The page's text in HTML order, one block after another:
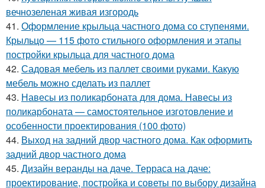
вечнозеленая живая изгородь
41. Оформление крыльца частного дома со ступенями.
Крыльцо — 115 фото стильного оформления и этапы
постройки крыльца для частного дома
42. Садовая мебель из паллет своими руками. Какую
мебель можно сделать из паллет
43. Навесы из поликарбоната для дома. Навесы из
поликарбоната — самостоятельное изготовление и
особенности проектирования (100 фото)
44. Выход на задний двор частного дома. Как оформить
задний двор частного дома
45. Дизайн веранды на даче. Терраса на даче:
проектирование, постройка и советы по выбору дизайна